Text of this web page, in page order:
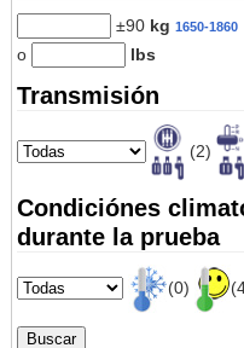
±90 kg 1650-1860
o lbs
Transmisión
(2)
Condiciónes
durante la prueba
(0)